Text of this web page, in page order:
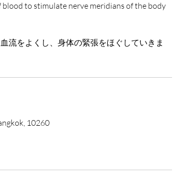
blood to stimulate nerve meridians of the body
流をよくし、身体の緊張をほぐしていきま
10260